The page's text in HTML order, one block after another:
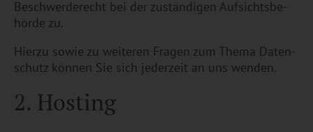
Be­schwer­de­recht bei der zu­stän­di­gen Auf­sichts­be­
hör­de zu.
Hier­zu sowie zu wei­te­ren Fra­gen zum Thema Da­ten­
schutz kön­nen Sie sich je­der­zeit an uns wen­den.
2. Hos­ting